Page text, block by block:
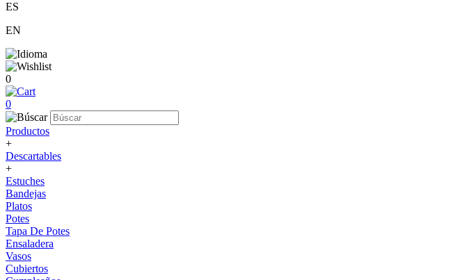
ES
EN
0
0
Productos
+
Descartables
+
Estuches
Bandejas
Platos
Potes
Tapa De Potes
Ensaladera
Vasos
Cubiertos